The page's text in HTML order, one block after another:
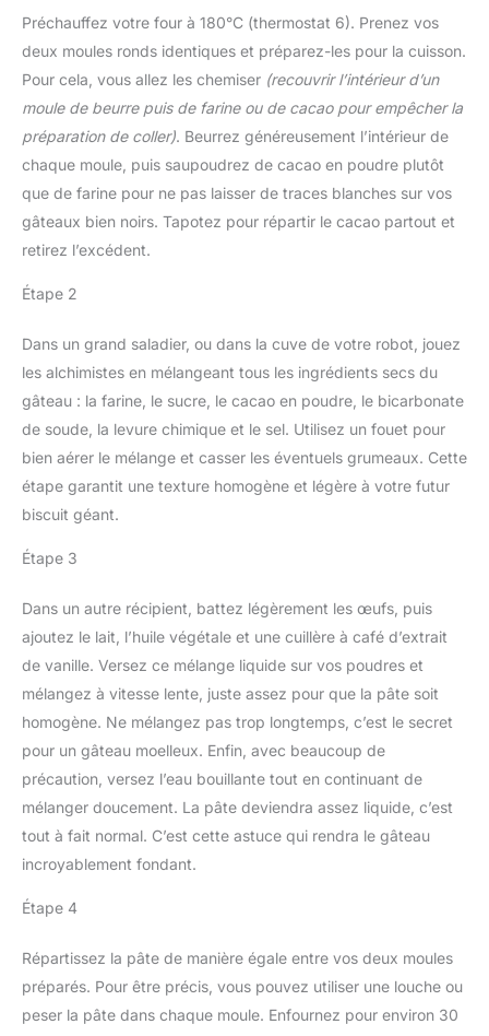
Préchauffez votre four à 180°C (thermostat 6). Prenez vos
deux moules ronds identiques et préparez-les pour la cuisson.
Pour cela, vous allez les chemiser (recouvrir l’intérieur d’un
moule de beurre puis de farine ou de cacao pour empêcher la
préparation de coller). Beurrez généreusement l’intérieur de
chaque moule, puis saupoudrez de cacao en poudre plutôt
que de farine pour ne pas laisser de traces blanches sur vos
gâteaux bien noirs. Tapotez pour répartir le cacao partout et
retirez l’excédent.
Étape 2
Dans un grand saladier, ou dans la cuve de votre robot, jouez
les alchimistes en mélangeant tous les ingrédients secs du
gâteau : la farine, le sucre, le cacao en poudre, le bicarbonate
de soude, la levure chimique et le sel. Utilisez un fouet pour
bien aérer le mélange et casser les éventuels grumeaux. Cette
étape garantit une texture homogène et légère à votre futur
biscuit géant.
Étape 3
Dans un autre récipient, battez légèrement les œufs, puis
ajoutez le lait, l’huile végétale et une cuillère à café d’extrait
de vanille. Versez ce mélange liquide sur vos poudres et
mélangez à vitesse lente, juste assez pour que la pâte soit
homogène. Ne mélangez pas trop longtemps, c’est le secret
pour un gâteau moelleux. Enfin, avec beaucoup de
précaution, versez l’eau bouillante tout en continuant de
mélanger doucement. La pâte deviendra assez liquide, c’est
tout à fait normal. C’est cette astuce qui rendra le gâteau
incroyablement fondant.
Étape 4
Répartissez la pâte de manière égale entre vos deux moules
préparés. Pour être précis, vous pouvez utiliser une louche ou
peser la pâte dans chaque moule. Enfournez pour environ 30